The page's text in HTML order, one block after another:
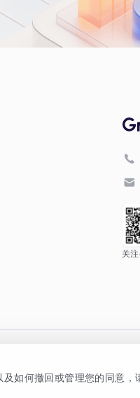
关
如何撤回或管理您的同意，